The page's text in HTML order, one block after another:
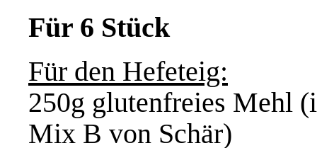
Für 6 Stück
Für den Hefeteig:
250g glutenfreies Mehl
Mix B von Schär)